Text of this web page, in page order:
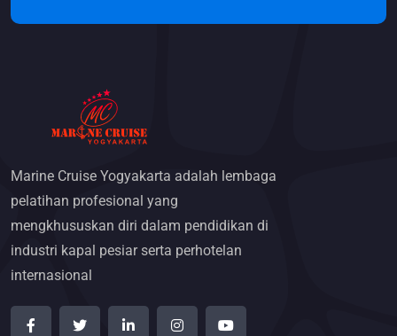
Marine Cruise Yogyakarta adalah lembaga
pelatihan profesional yang
mengkhususkan diri dalam pendidikan di
industri kapal pesiar serta perhotelan
internasional